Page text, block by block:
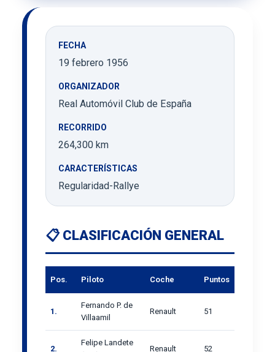
FECHA
19 febrero 1956
ORGANIZADOR
Real Automóvil Club de España
RECORRIDO
264,300 km
CARACTERÍSTICAS
Regularidad-Rallye
📋 CLASIFICACIÓN GENERAL
Pos. Piloto Coche Puntos
1.
Fernando P. de
Villaamil
Renault 51
2.
Felipe Landete
Renault 52